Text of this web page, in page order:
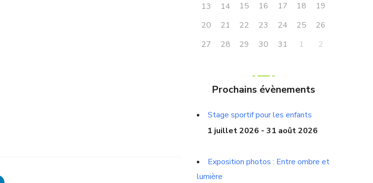
13
14 15 16 17 18
19
20
21 22 23 24 25
26
27
28 29 30 31 1 2
Prochains évènements
Stage sportif pour les enfants
1 juillet 2026 - 31 août 2026
Exposition photos : Entre ombre et
lumière